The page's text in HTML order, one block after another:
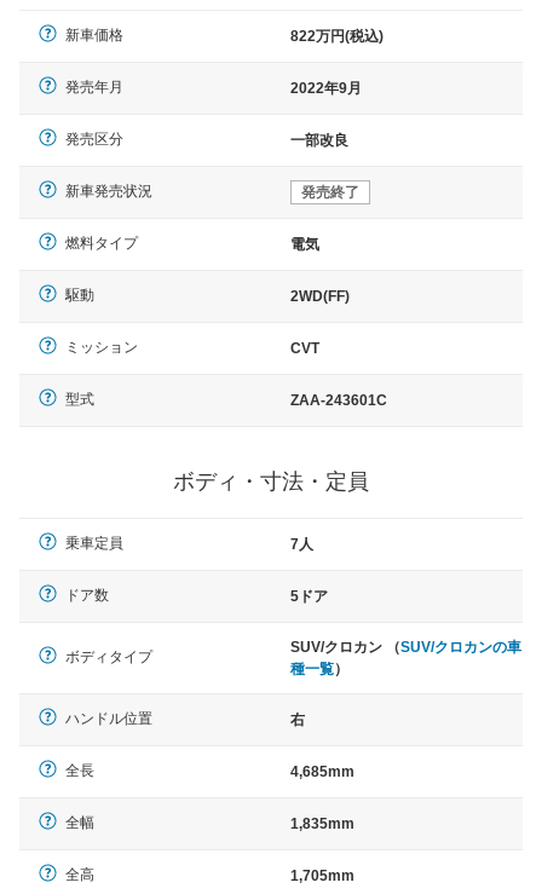
新車価格 822万円(税込)
発売年月 2022年9月
発売区分 一部改良
新車発売状況 発売終了
燃料タイプ 電気
駆動 2WD(FF)
ミッション CVT
型式 ZAA-243601C
ボディ・寸法・定員
乗車定員 7人
ドア数 5ドア
ボディタイプ
SUV/クロカン （SUV/クロカンの車
種一覧）
ハンドル位置 右
全長 4,685mm
全幅 1,835mm
全高 1,705mm